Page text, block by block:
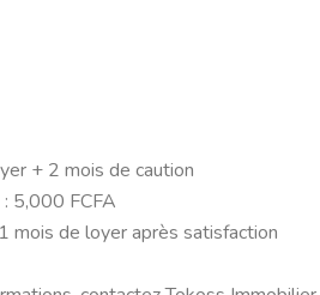
+ 2 mois de caution
5,000 FCFA
mois de loyer après satisfaction